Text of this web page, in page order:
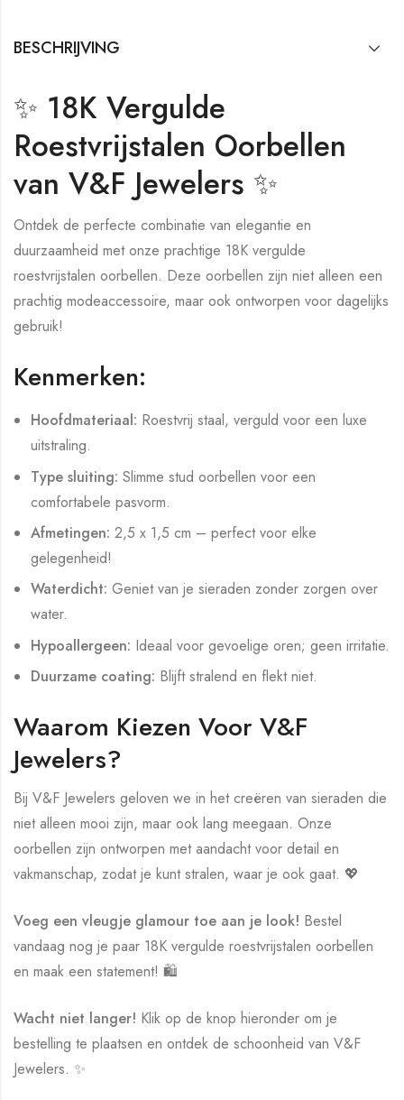
BESCHRIJVING
✨ 18K Vergulde
Roestvrijstalen Oorbellen
van V&F Jewelers ✨
Ontdek de perfecte combinatie van elegantie en
duurzaamheid met onze prachtige 18K vergulde
roestvrijstalen oorbellen. Deze oorbellen zijn niet alleen een
prachtig modeaccessoire, maar ook ontworpen voor dagelijks
gebruik!
Kenmerken:
Hoofdmateriaal: Roestvrij staal, verguld voor een luxe
uitstraling.
Type sluiting: Slimme stud oorbellen voor een
comfortabele pasvorm.
Afmetingen: 2,5 x 1,5 cm – perfect voor elke
gelegenheid!
Waterdicht: Geniet van je sieraden zonder zorgen over
water.
Hypoallergeen: Ideaal voor gevoelige oren; geen irritatie.
Duurzame coating: Blijft stralend en flekt niet.
Waarom Kiezen Voor V&F
Jewelers?
Bij V&F Jewelers geloven we in het creëren van sieraden die
niet alleen mooi zijn, maar ook lang meegaan. Onze
oorbellen zijn ontworpen met aandacht voor detail en
vakmanschap, zodat je kunt stralen, waar je ook gaat. 💖
Voeg een vleugje glamour toe aan je look! Bestel
vandaag nog je paar 18K vergulde roestvrijstalen oorbellen
en maak een statement! 🛍️
Wacht niet langer! Klik op de knop hieronder om je
bestelling te plaatsen en ontdek de schoonheid van V&F
Jewelers. ✨